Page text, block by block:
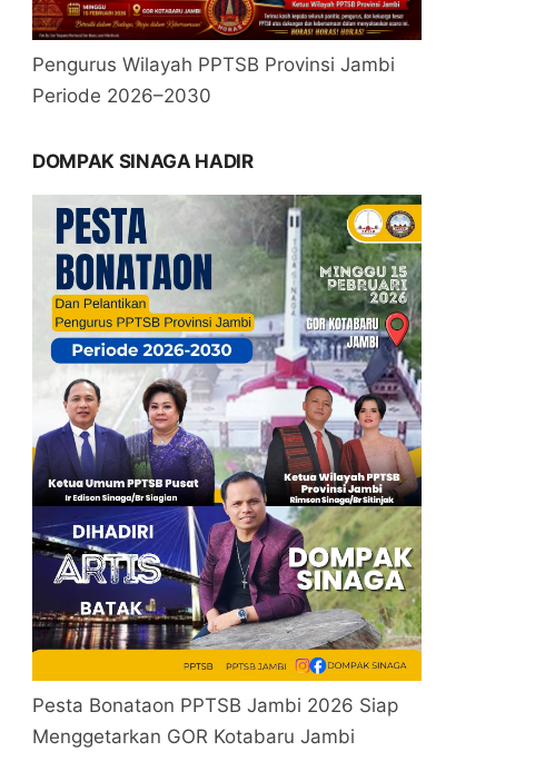
Pengurus Wilayah PPTSB Provinsi Jambi
Periode 2026–2030
DOMPAK SINAGA HADIR
Pesta Bonataon PPTSB Jambi 2026 Siap
Menggetarkan GOR Kotabaru Jambi